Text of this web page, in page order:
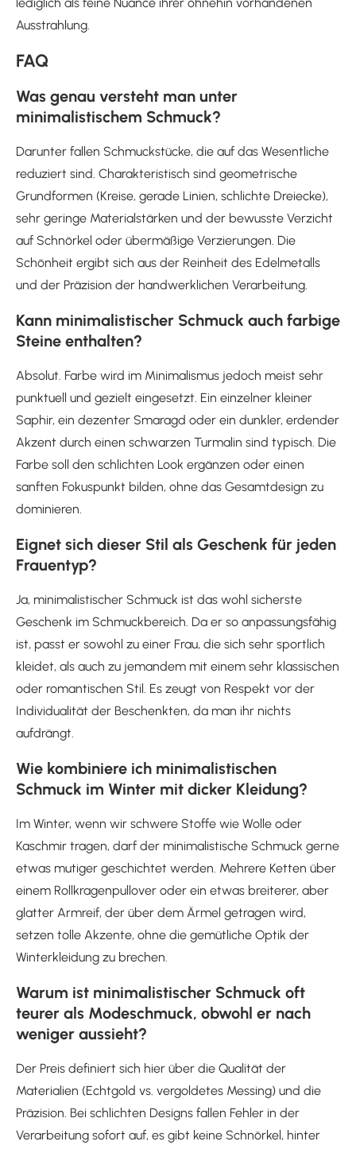
Ausstrahlung.
FAQ
Was genau versteht man unter
minimalistischem Schmuck?
Darunter fallen Schmuckstücke, die auf das Wesentliche
reduziert sind. Charakteristisch sind geometrische
Grundformen (Kreise, gerade Linien, schlichte Dreiecke),
sehr geringe Materialstärken und der bewusste Verzicht
auf Schnörkel oder übermäßige Verzierungen. Die
Schönheit ergibt sich aus der Reinheit des Edelmetalls
und der Präzision der handwerklichen Verarbeitung.
Kann minimalistischer Schmuck auch farbige
Steine enthalten?
Absolut. Farbe wird im Minimalismus jedoch meist sehr
punktuell und gezielt eingesetzt. Ein einzelner kleiner
Saphir, ein dezenter Smaragd oder ein dunkler, erdender
Akzent durch einen schwarzen Turmalin sind typisch. Die
Farbe soll den schlichten Look ergänzen oder einen
sanften Fokuspunkt bilden, ohne das Gesamtdesign zu
dominieren.
Eignet sich dieser Stil als Geschenk für jeden
Frauentyp?
Ja, minimalistischer Schmuck ist das wohl sicherste
Geschenk im Schmuckbereich. Da er so anpassungsfähig
ist, passt er sowohl zu einer Frau, die sich sehr sportlich
kleidet, als auch zu jemandem mit einem sehr klassischen
oder romantischen Stil. Es zeugt von Respekt vor der
Individualität der Beschenkten, da man ihr nichts
aufdrängt.
Wie kombiniere ich minimalistischen
Schmuck im Winter mit dicker Kleidung?
Im Winter, wenn wir schwere Stoffe wie Wolle oder
Kaschmir tragen, darf der minimalistische Schmuck gerne
etwas mutiger geschichtet werden. Mehrere Ketten über
einem Rollkragenpullover oder ein etwas breiterer, aber
glatter Armreif, der über dem Ärmel getragen wird,
setzen tolle Akzente, ohne die gemütliche Optik der
Winterkleidung zu brechen.
Warum ist minimalistischer Schmuck oft
teurer als Modeschmuck, obwohl er nach
weniger aussieht?
Der Preis definiert sich hier über die Qualität der
Materialien (Echtgold vs. vergoldetes Messing) und die
Präzision. Bei schlichten Designs fallen Fehler in der
Verarbeitung sofort auf, es gibt keine Schnörkel, hinter